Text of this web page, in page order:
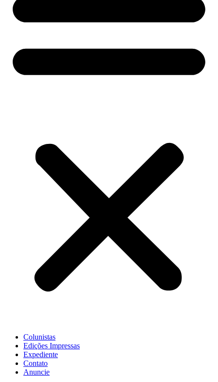
Colunistas
Edições Impressas
Expediente
Contato
Anuncie